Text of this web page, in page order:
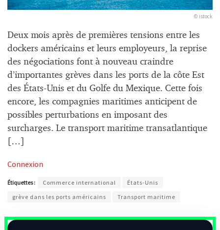
© istock
Deux mois après de premières tensions entre les
dockers américains et leurs employeurs, la reprise
des négociations font à nouveau craindre
d’importantes grèves dans les ports de la côte Est
des États-Unis et du Golfe du Mexique. Cette fois
encore, les compagnies maritimes anticipent de
possibles perturbations en imposant des
surcharges. Le transport maritime transatlantique
[…]
Connexion
Étiquettes : Commerce international
États-Unis
grève dans les ports américains
Transport maritime